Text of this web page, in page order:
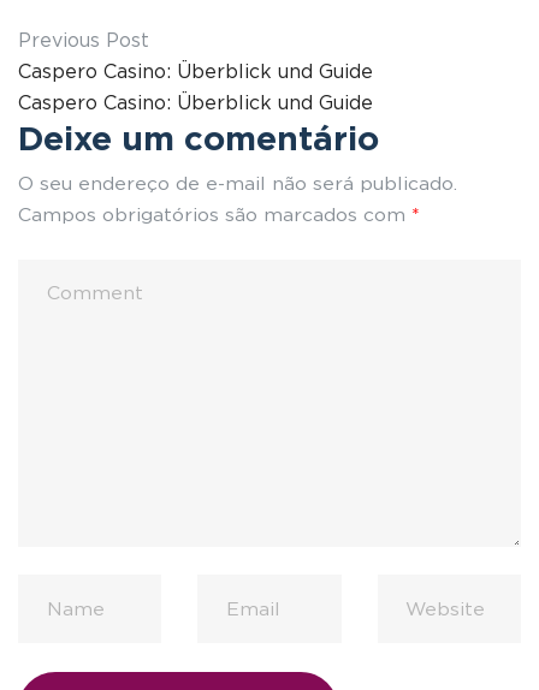
Previous Post
Caspero Casino: Überblick und Guide
Caspero Casino: Überblick und Guide
Deixe um comentário
O seu endereço de e-mail não será publicado.
Campos obrigatórios são marcados com *